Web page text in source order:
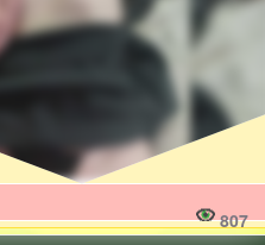
807